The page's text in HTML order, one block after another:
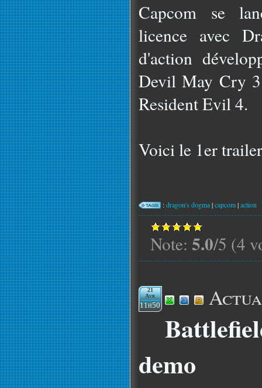
Capcom se
licence avec
d'action
Devil May Cry
Resident Evil 4.
Voici le 1er
:dragon's dogma|capcom|action
Note: 5.0/5 (4
21
Avr
11h50
demo